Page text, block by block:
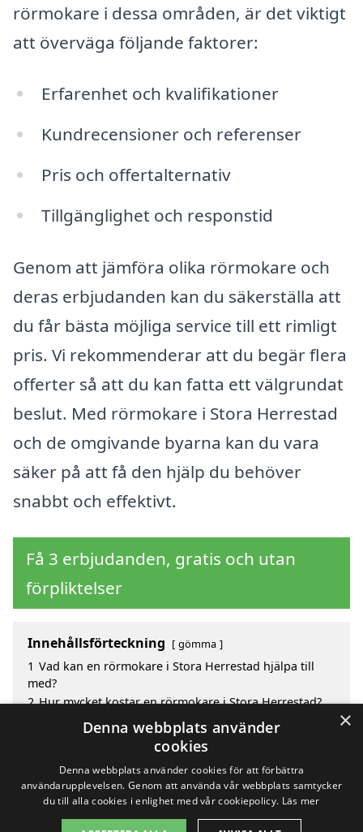
rörmokare i dessa områden, är det viktigt
att överväga följande faktorer:
Erfarenhet och kvalifikationer
Kundrecensioner och referenser
Pris och offertalternativ
Tillgänglighet och responstid
Genom att jämföra olika rörmokare och
deras erbjudanden kan du säkerställa att
du får bästa möjliga service till ett rimligt
pris. Vi rekommenderar att du begär flera
offerter så att du kan fatta ett välgrundat
beslut. Med rörmokare i Stora Herrestad
och de omgivande byarna kan du vara
säker på att få den hjälp du behöver
snabbt och effektivt.
Få 3 erbjudanden, gratis och utan
förpliktelser
Innehållsförteckning gömma
1 Vad kan en rörmokare i Stora Herrestad hjälpa till
med?
2 Hur mycket kostar en rörmokare i Stora Herrestad?
Fördelar med att välja rörmokare i Stora Herrestad
Sök efter en skicklig rörmokare i de omgivande
städerna runt Stora Herrestad
×
Denna webbplats använder
cookies
Denna webbplats använder cookies för att förbättra
användarupplevelsen. Genom att använda vår webbplats samtycker
du till alla cookies i enlighet med vår cookiepolicy. Läs mer